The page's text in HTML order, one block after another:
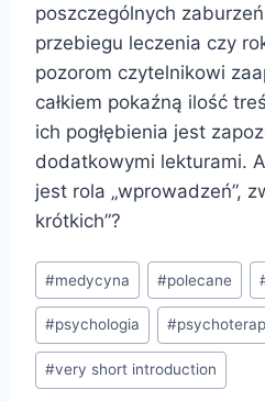
poszczególnych
przebiegu leczenia czy
pozorom czytelnikowi
całkiem pokaźną ilość
ich pogłębienia jest
dodatkowymi lekturami.
jest rola „wprowadzeń”,
krótkich”?
Tagi
wpisu:
#medycyna #polecane
#psychologia #
#very short introduction